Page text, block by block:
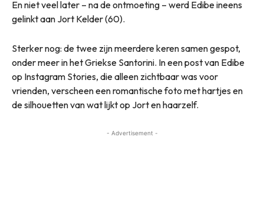
En niet veel later – na de ontmoeting – werd Edibe ineens
gelinkt aan Jort Kelder (60).
Sterker nog: de twee zijn meerdere keren samen gespot,
onder meer in het Griekse Santorini. In een post van Edibe
op Instagram Stories, die alleen zichtbaar was voor
vrienden, verscheen een romantische foto met hartjes en
de silhouetten van wat lijkt op Jort en haarzelf.
- Advertisement -